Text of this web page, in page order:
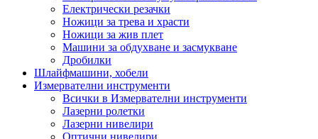
Електрически резачки
Ножици за трева и храсти
Ножици за жив плет
Машини за обдухване и засмукване
Дробилки
Шлайфмашини, хобели
Измервателни инструменти
Всички в Измервателни инструменти
Лазерни ролетки
Лазерни нивелири
Оптични нивелири